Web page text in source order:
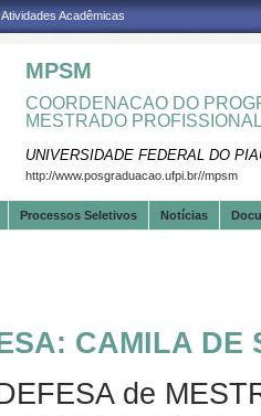
Acadêmicas
MPSM
COORDENACAO DO
MESTRADO
UNIVERSIDADE FEDERAL DO
http://www.posgraduacao.ufpi.br//mpsm
Processos Seletivos Notícias
CAMILA DE
de